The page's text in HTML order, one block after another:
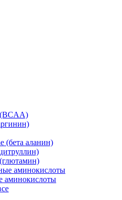
(бета аланин)
аминокислоты
аминокислоты